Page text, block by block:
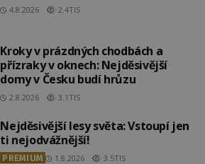
4.8.2026 2.4TIS
Kroky v prázdných chodbách a
přízraky v oknech: Nejděsivější
domy v Česku budí hrůzu
2.8.2026 3.1TIS
Nejděsivější lesy světa: Vstoupí jen
ti nejodvážnější!
PREMIUM 1.8.2026 3.5TIS